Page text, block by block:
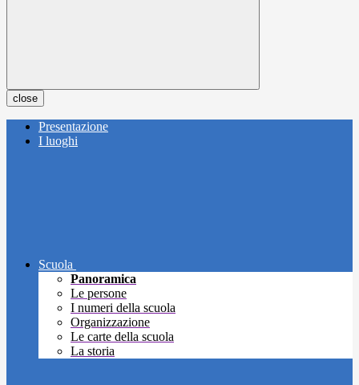
close
Presentazione
I luoghi
Scuola
Panoramica
Le persone
I numeri della scuola
Organizzazione
Le carte della scuola
La storia